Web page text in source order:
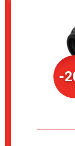
-